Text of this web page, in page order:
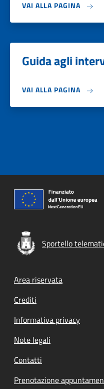
VAI ALLA PAGINA
Guida agli
VAI ALLA PAGINA
Sportello
Footer menu
Area riservata
Crediti
Informativa privacy
Note legali
Contatti
Prenotazione